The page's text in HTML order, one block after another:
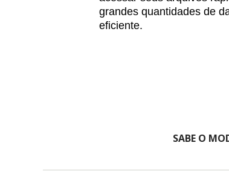
grandes quantidades de
eficiente.
SABE O